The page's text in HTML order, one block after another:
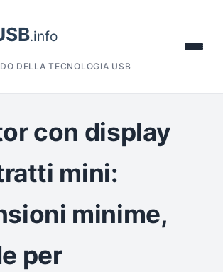
DELLA TECNOLOGIA USB
con display
mini:
minime,
per